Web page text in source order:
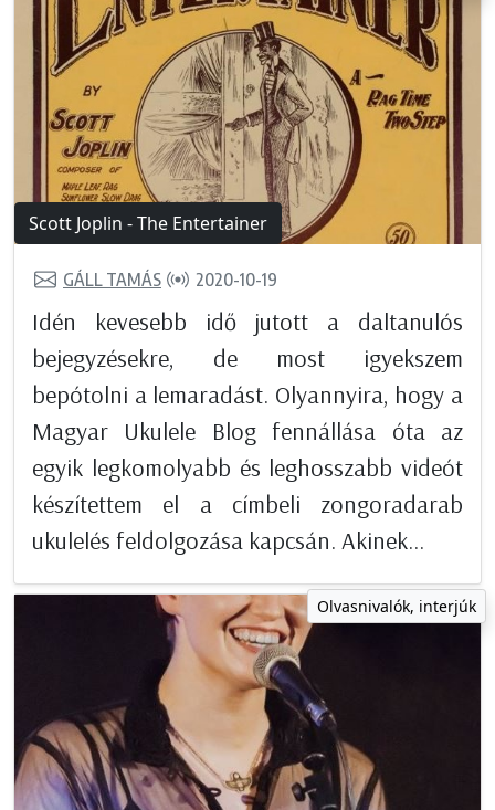
Scott Joplin - The Entertainer
GÁLL TAMÁS 2020-10-19
Idén kevesebb idő jutott a daltanulós
bejegyzésekre, de most igyekszem
bepótolni a lemaradást. Olyannyira, hogy a
Magyar Ukulele Blog fennállása óta az
egyik legkomolyabb és leghosszabb videót
készítettem el a címbeli zongoradarab
ukulelés feldolgozása kapcsán. Akinek...
Olvasnivalók, interjúk